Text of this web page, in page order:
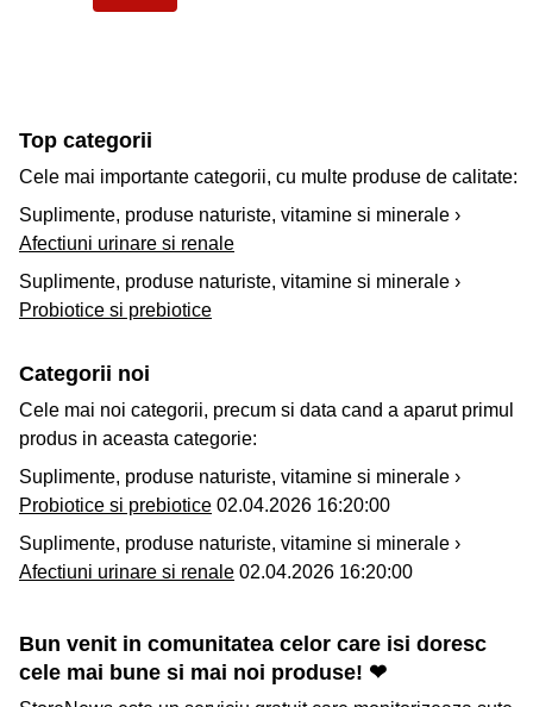
Top categorii
Cele mai importante categorii, cu multe produse de calitate:
Suplimente, produse naturiste, vitamine si minerale ›
Afectiuni urinare si renale
Suplimente, produse naturiste, vitamine si minerale ›
Probiotice si prebiotice
Categorii noi
Cele mai noi categorii, precum si data cand a aparut primul
produs in aceasta categorie:
Suplimente, produse naturiste, vitamine si minerale ›
Probiotice si prebiotice 02.04.2026 16:20:00
Suplimente, produse naturiste, vitamine si minerale ›
Afectiuni urinare si renale 02.04.2026 16:20:00
Bun venit in comunitatea celor care isi doresc
cele mai bune si mai noi produse! ❤